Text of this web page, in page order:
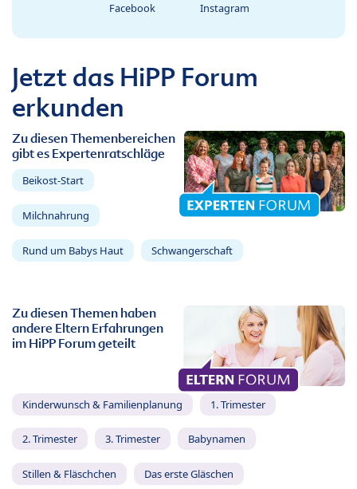
Facebook Instagram
Jetzt das HiPP Forum
erkunden
Zu diesen Themenbereichen
gibt es Expertenratschläge
Beikost-Start
Milchnahrung
Rund um Babys Haut Schwangerschaft
Zu diesen Themen haben
andere Eltern Erfahrungen
im HiPP Forum geteilt
Kinderwunsch & Familienplanung 1. Trimester
2. Trimester 3. Trimester Babynamen
Stillen & Fläschchen Das erste Gläschen